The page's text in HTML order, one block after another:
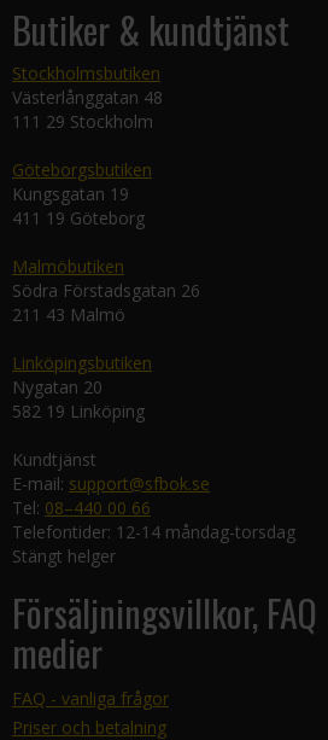
Butiker & kundtjänst
Stockholmsbutiken
Västerlånggatan 48
111 29 Stockholm
Göteborgsbutiken
Kungsgatan 19
411 19 Göteborg
Malmöbutiken
Södra Förstadsgatan 26
211 43 Malmö
Linköpingsbutiken
Nygatan 20
582 19 Linköping
Kundtjänst
E-mail: support@sfbok.se
Tel: 08–440 00 66
Telefontider: 12-14 måndag-torsdag
Stängt helger
Försäljningsvillkor,
medier
FAQ - vanliga frågor
Priser och betalning